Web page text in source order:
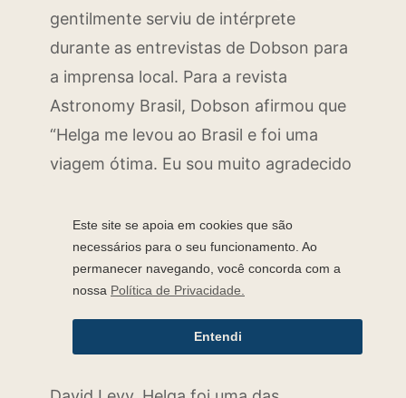
gentilmente serviu de intérprete
durante as entrevistas de Dobson para
a imprensa local. Para a revista
Astronomy Brasil, Dobson afirmou que
“Helga me levou ao Brasil e foi uma
viagem ótima. Eu sou muito agradecido
segundo eclipse solar total que vi, e o
primeiro de meu filho Loren” . Além de
participar de algumas edições do Texas
teve a oportunidade de conhecer
Este site se apoia em cookies que são
necessários para o seu funcionamento. Ao
permanecer navegando, você concorda com a
nossa Política de Privacidade.
Entendi